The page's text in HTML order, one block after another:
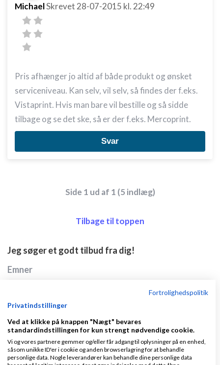
MichaelSkrevet 28-07-2015 kl. 22:49
Pris afhænger jo altid af både produkt og ønsket
serviceniveau. Kan selv, vil selv, så findes der f.eks.
Vistaprint. Hvis man bare vil bestille og så sidde
tilbage og se det ske, så er der f.eks. Mercoprint.
Svar
Side 1 ud af 1 (5 indlæg)
Tilbage til toppen
Jeg søger et godt tilbud fra dig!
Emner
Opslå ikke freelance-opgaver i denne kategori
2013 kl. 09:00
0 svar
Fortrolighedspolitik
Privatindstillinger
Ved at klikke på knappen "Nægt" bevares
standardindstillingen for kun strengt nødvendige cookie.
Vi og vores partnere gemmer og/eller får adgang til oplysninger på en enhed,
såsom unikke ID'er i cookie og anden browserlagring for at behandle
personlige data. Nogle leverandører kan behandle dine personlige data